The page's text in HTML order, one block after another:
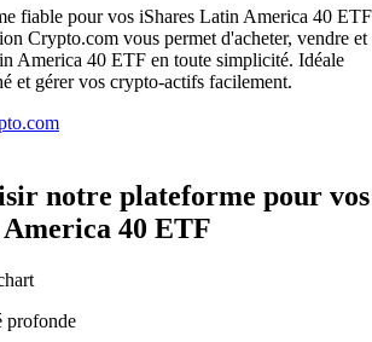
fiable pour vos iShares Latin America 40 ETF
Crypto.com vous permet d'acheter, vendre et
America 40 ETF en toute simplicité. Idéale
et gérer vos crypto-actifs facilement.
notre plateforme pour vos
40 ETF
profonde